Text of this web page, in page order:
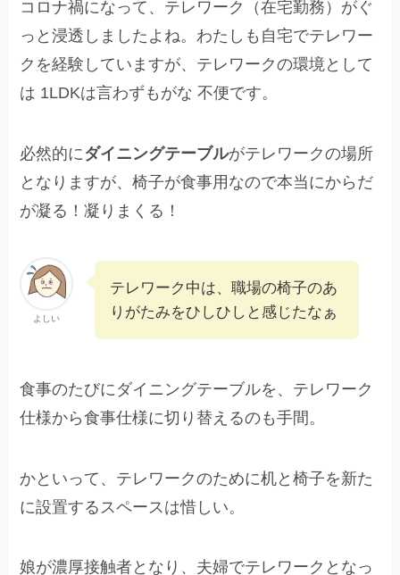
コロナ禍になって、テレワーク（在宅勤務）がぐ
っと浸透しましたよね。わたしも自宅でテレワー
クを経験していますが、テレワークの環境として
は 1LDKは言わずもがな 不便です。
必然的にダイニングテーブルがテレワークの場所
となりますが、椅子が食事用なので本当にからだ
が凝る！凝りまくる！
よしい
テレワーク中は、職場の椅子のあ
りがたみをひしひしと感じたなぁ
食事のたびにダイニングテーブルを、テレワーク
仕様から食事仕様に切り替えるのも手間。
かといって、テレワークのために机と椅子を新た
に設置するスペースは惜しい。
娘が濃厚接触者となり、夫婦でテレワークとなっ